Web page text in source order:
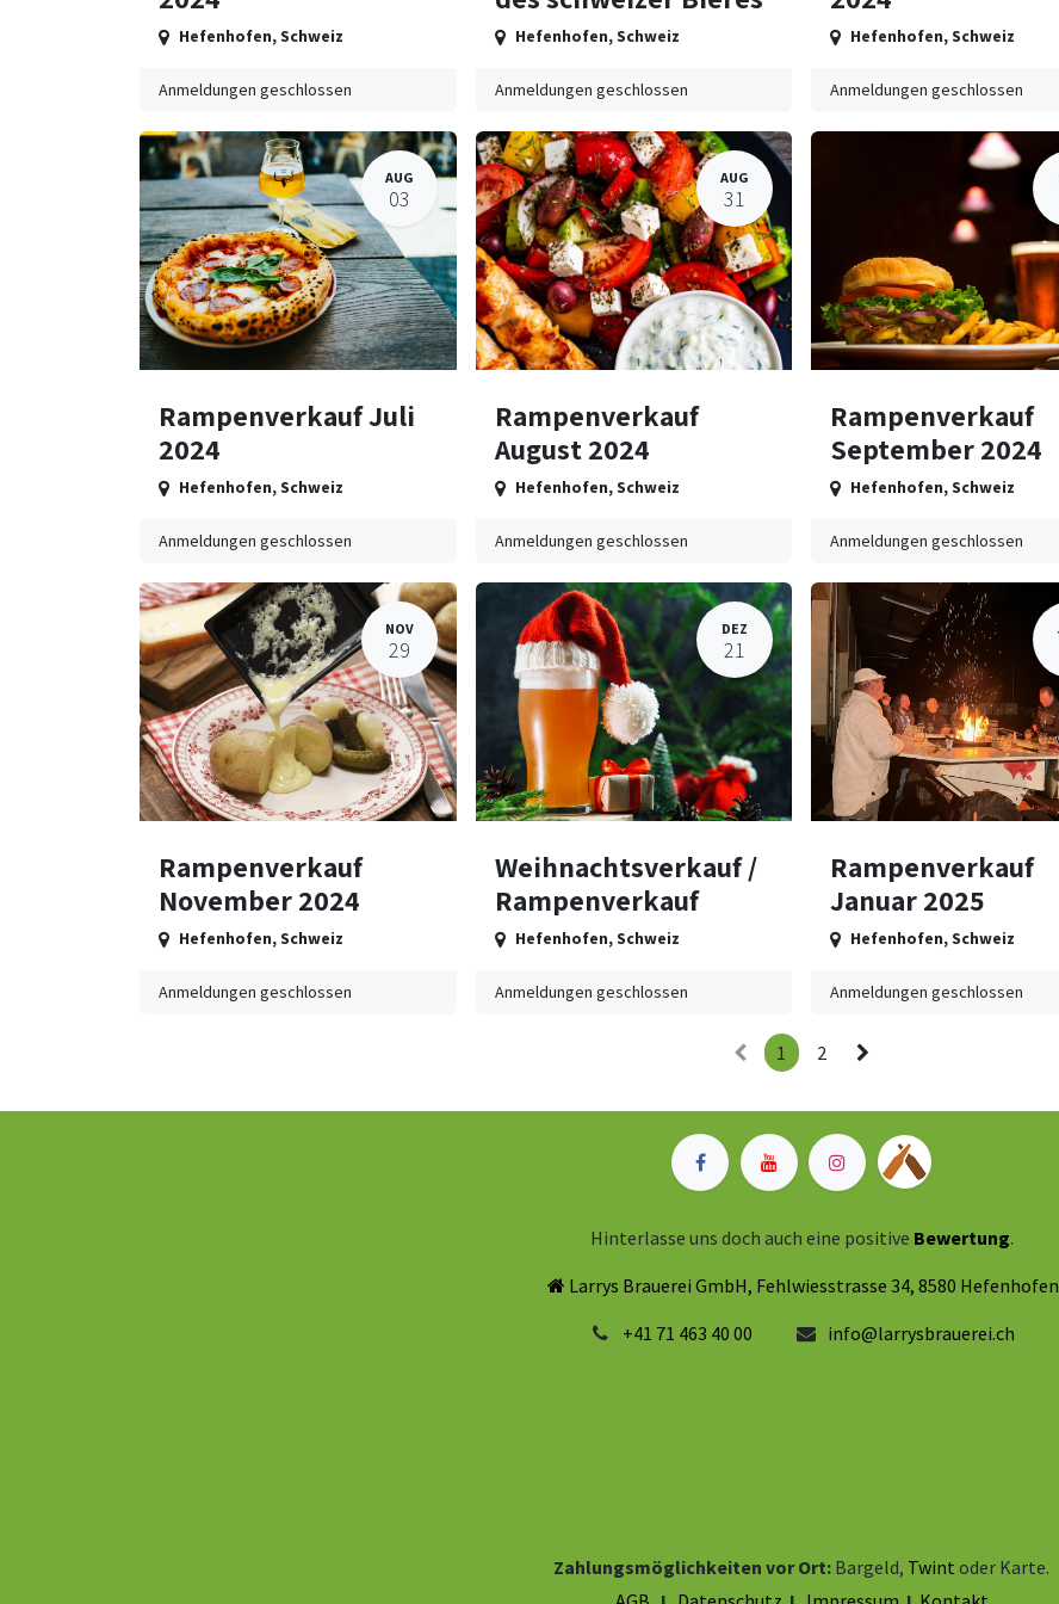
Hefenhofen,Schweiz
Anmeldungen geschlossen
Hefenhofen,Schweiz
Anmeldungen geschlossen
Hefenhofen,Schweiz
Anmeldungen geschlossen
AUG
03
Rampenverkauf Juli
2024
Hefenhofen,Schweiz
Anmeldungen geschlossen
AUG
31
Rampenverkauf
August 2024
Hefenhofen,Schweiz
Anmeldungen geschlossen
Rampenverkauf
September 2024
Hefenhofen,Schweiz
Anmeldungen geschlossen
NOV
29
Rampenverkauf
November 2024
Hefenhofen,Schweiz
Anmeldungen geschlossen
DEZ
21
Weihnachtsverkauf /
Rampenverkauf
Hefenhofen,Schweiz
Anmeldungen geschlossen
Rampenverkauf
Januar 2025
Hefenhofen,Schweiz
Anmeldungen geschlossen
1 2
Hinterlasse uns doch auch eine positive Bewertung.
Larrys Brauerei GmbH, Fehlwiesstrasse 34, 8580 Hefenhofen
+41 71 463 40 00
info@larrysbrauerei.ch
Zahlungsmöglichkeiten vor Ort: Bargeld, Twint oder Karte.